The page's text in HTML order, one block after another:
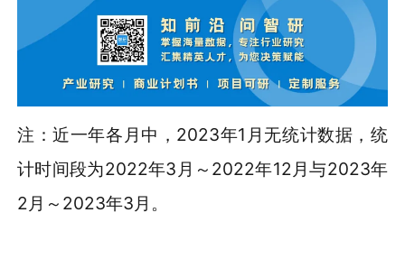
注：近一年各月中，2023年1月无统计数据，统
计时间段为2022年3月～2022年12月与2023年
2月～2023年3月。